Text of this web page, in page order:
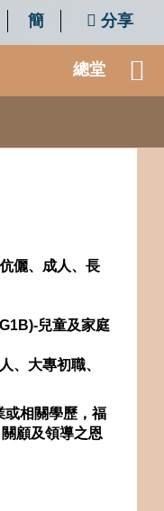
簡 分享
總堂
儷、成人、長
G1B)-兒童及家庭
、大專初職、
或相關學歷，福
顧及領導之恩